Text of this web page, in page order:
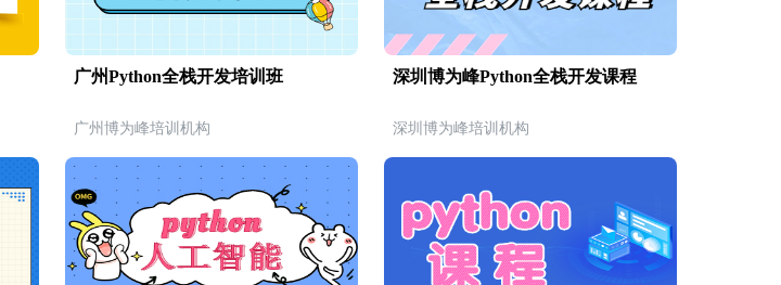
广州Python全栈开发培训班
广州博为峰培训机构
深圳博为峰Python全栈开发课程
深圳博为峰培训机构